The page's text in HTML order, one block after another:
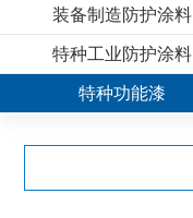
装备制造防护涂料
特种工业防护涂料
特种功能漆